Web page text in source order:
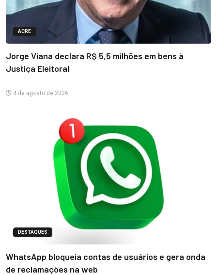
ACRE
Jorge Viana declara R$ 5,5 milhões em bens à
Justiça Eleitoral
4 de agosto de 2026
DESTAQUES
WhatsApp bloqueia contas de usuários e gera onda
de reclamações na web